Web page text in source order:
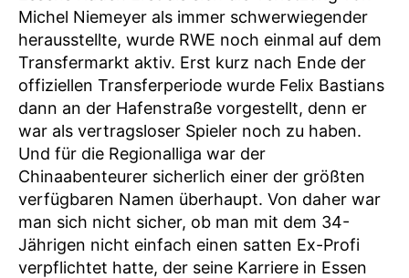
Michel Niemeyer als immer schwerwiegender
herausstellte, wurde RWE noch einmal auf dem
Transfermarkt aktiv. Erst kurz nach Ende der
offiziellen Transferperiode wurde Felix Bastians
dann an der Hafenstraße vorgestellt, denn er
war als vertragsloser Spieler noch zu haben.
Und für die Regionalliga war der
Chinaabenteurer sicherlich einer der größten
verfügbaren Namen überhaupt. Von daher war
man sich nicht sicher, ob man mit dem 34-
Jährigen nicht einfach einen satten Ex-Profi
verpflichtet hatte, der seine Karriere in Essen